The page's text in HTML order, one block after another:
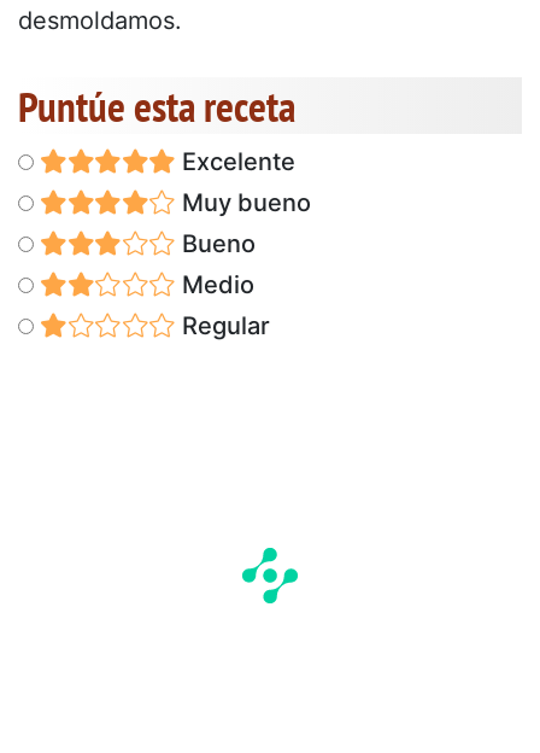
desmoldamos.
Puntúe esta receta
Excelente
Muy bueno
Bueno
Medio
Regular